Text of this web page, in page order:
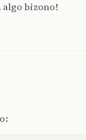
bizono!